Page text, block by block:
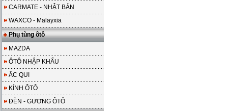
CARMATE - NHẬT BẢN
WAXCO - Malayxia
Phụ tùng ôtô
MAZDA
ÔTÔ NHẬP KHẨU
ẮC QUI
KÍNH ÔTÔ
ĐÈN - GƯƠNG ÔTÔ